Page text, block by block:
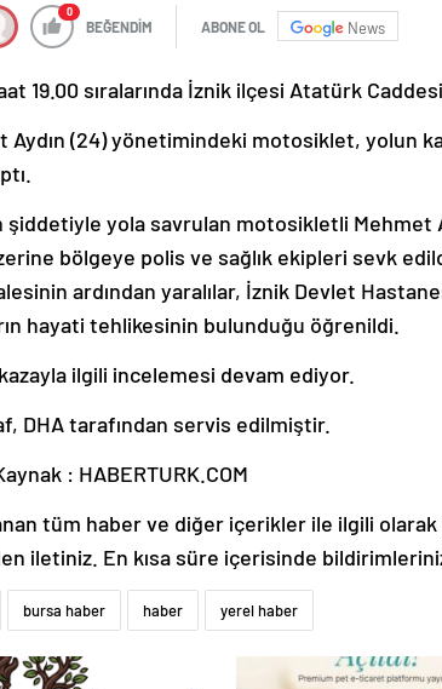
0
BEĞENDİM ABONE OL News
19.00 sıralarında İznik ilçesi Atatürk
Aydın (24) yönetimindeki motosiklet, yolun
şiddetiyle yola savrulan motosikletli Mehmet
bölgeye polis ve sağlık ekipleri sevk
ardından yaralılar, İznik Devlet
hayati tehlikesinin bulunduğu öğrenildi.
ilgili incelemesi devam ediyor.
DHA tarafından servis edilmiştir.
: HABERTURK.COM
tüm haber ve diğer içerikler ile ilgili
iletiniz. En kısa süre içerisinde
bursa haber haber yerel haber